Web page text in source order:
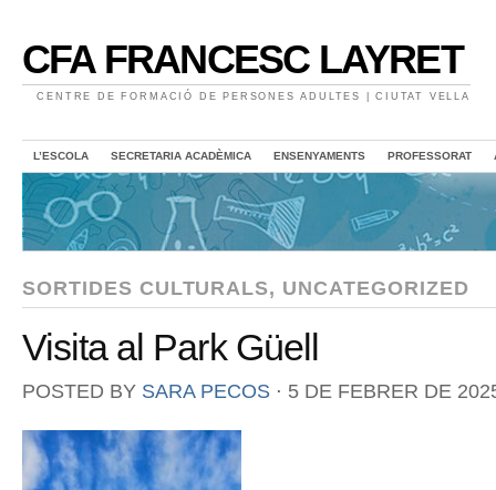
CFA FRANCESC LAYRET
CENTRE DE FORMACIÓ DE PERSONES ADULTES | CIUTAT VELLA
L’ESCOLA SECRETARIA ACADÈMICA ENSENYAMENTS PROFESSORAT
SORTIDES CULTURALS, UNCATEGORIZED
Visita al Park Güell
POSTED BY SARA PECOS ⋅ 5 DE FEBRER DE